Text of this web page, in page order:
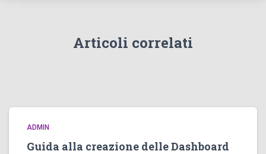
Articoli correlati
ADMIN
Guida alla creazione delle Dashboard